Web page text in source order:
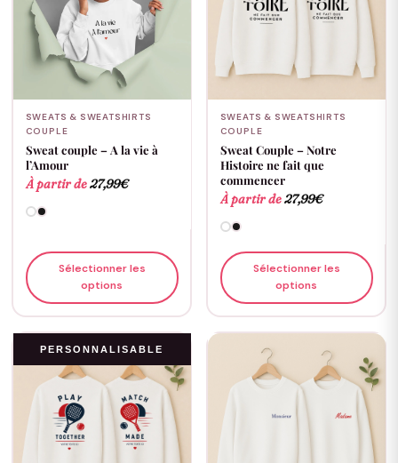
SWEATS & SWEATSHIRTS
COUPLE
Sweat couple – A la vie à
l’Amour
À partir de27,99€
Sélectionner les
options
SWEATS & SWEATSHIRTS
COUPLE
Sweat Couple – Notre
Histoire ne fait que
commencer
À partir de27,99€
Sélectionner les
options
PERSONNALISABLE